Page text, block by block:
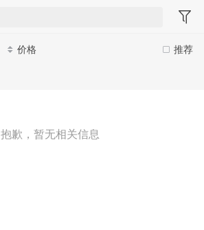
推荐
价格
抱歉，暂无相关信息